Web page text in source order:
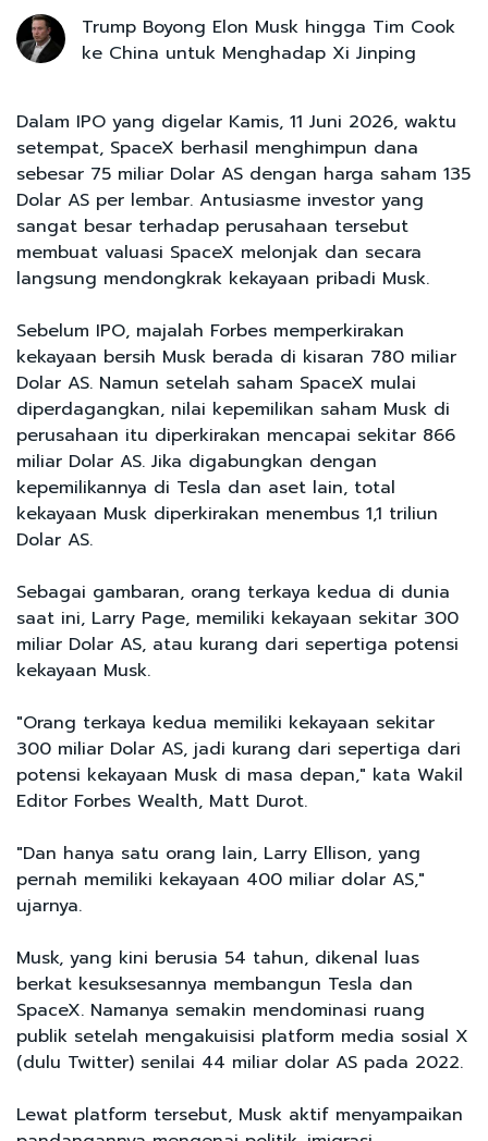
Trump Boyong Elon Musk hingga Tim Cook
ke China untuk Menghadap Xi Jinping
Dalam IPO yang digelar Kamis, 11 Juni 2026, waktu
setempat, SpaceX berhasil menghimpun dana
sebesar 75 miliar Dolar AS dengan harga saham 135
Dolar AS per lembar. Antusiasme investor yang
sangat besar terhadap perusahaan tersebut
membuat valuasi SpaceX melonjak dan secara
langsung mendongkrak kekayaan pribadi Musk.
Sebelum IPO, majalah Forbes memperkirakan
kekayaan bersih Musk berada di kisaran 780 miliar
Dolar AS. Namun setelah saham SpaceX mulai
diperdagangkan, nilai kepemilikan saham Musk di
perusahaan itu diperkirakan mencapai sekitar 866
miliar Dolar AS. Jika digabungkan dengan
kepemilikannya di Tesla dan aset lain, total
kekayaan Musk diperkirakan menembus 1,1 triliun
Dolar AS.
Sebagai gambaran, orang terkaya kedua di dunia
saat ini, Larry Page, memiliki kekayaan sekitar 300
miliar Dolar AS, atau kurang dari sepertiga potensi
kekayaan Musk.
"Orang terkaya kedua memiliki kekayaan sekitar
300 miliar Dolar AS, jadi kurang dari sepertiga dari
potensi kekayaan Musk di masa depan," kata Wakil
Editor Forbes Wealth, Matt Durot.
"Dan hanya satu orang lain, Larry Ellison, yang
pernah memiliki kekayaan 400 miliar dolar AS,"
ujarnya.
Musk, yang kini berusia 54 tahun, dikenal luas
berkat kesuksesannya membangun Tesla dan
SpaceX. Namanya semakin mendominasi ruang
publik setelah mengakuisisi platform media sosial X
(dulu Twitter) senilai 44 miliar dolar AS pada 2022.
Lewat platform tersebut, Musk aktif menyampaikan